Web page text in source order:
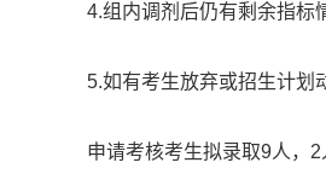
4.组内调剂后仍有剩余指标
5.如有考生放弃或招生计划
申请考核考生拟录取9人，